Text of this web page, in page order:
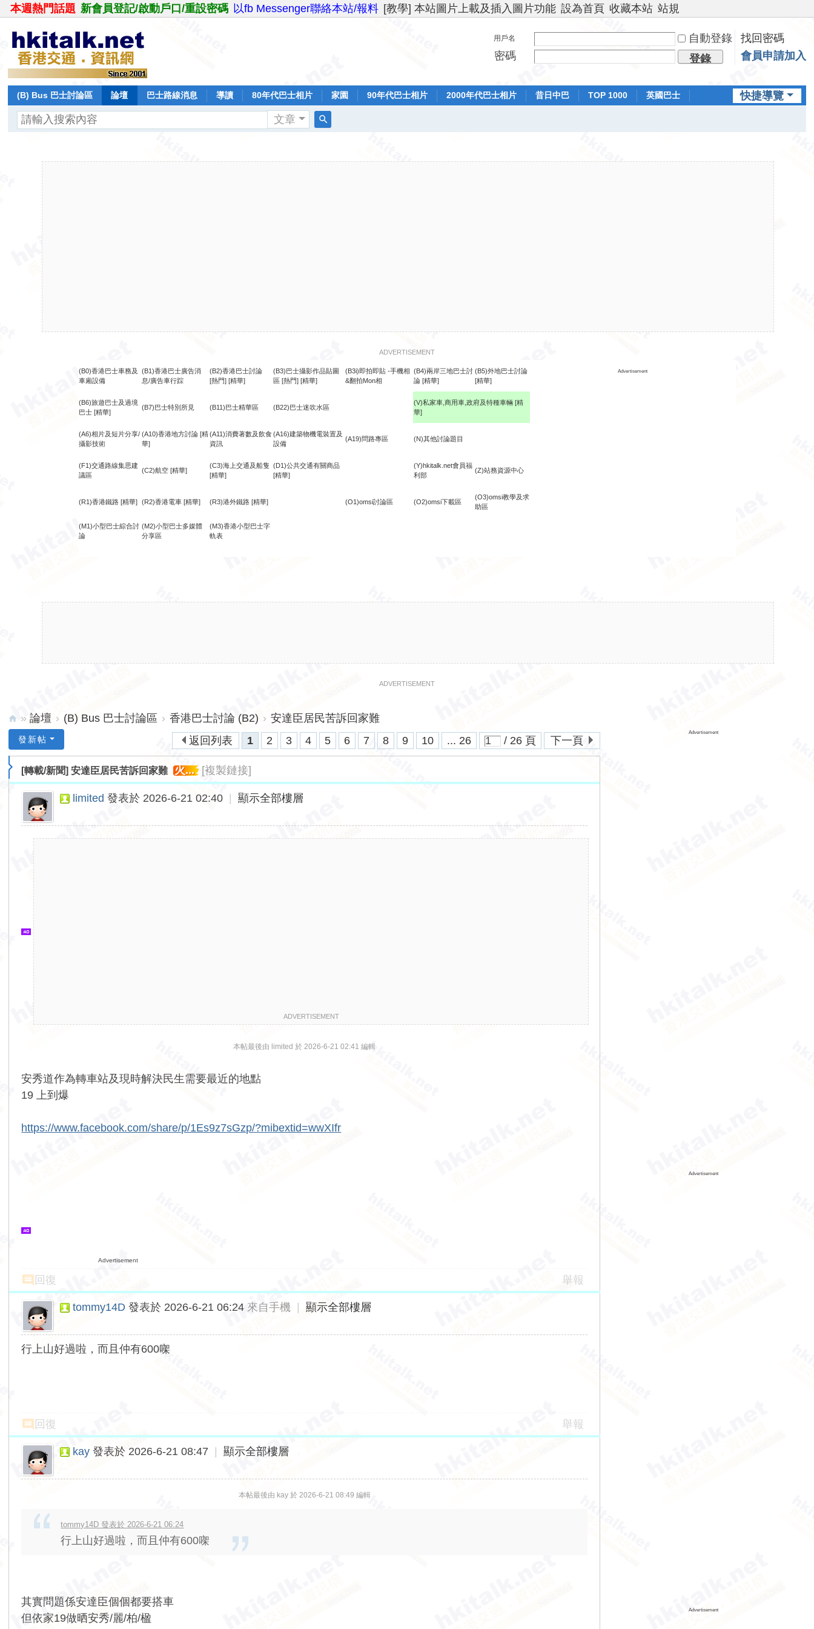
本週熱門話題 新會員登記/啟動戶口/重設密碼 以fb Messenger聯絡本站/報料 [教學] 本站圖片上載及插入圖片功能 設為首頁 收藏本站 站規
用戶名 自動登錄
找回密碼
密碼
登錄 會員申請加入
快捷導覽
(B) Bus 巴士討論區 論壇 巴士路線消息 導讀 80年代巴士相片 家園 90年代巴士相片 2000年代巴士相片 昔日中巴 TOP 1000
英國巴士
文章
ADVERTISEMENT
(B0)香港巴士車務及
車廂設備
(B1)香港巴士廣告消
息/廣告車行踪
(B2)香港巴士討論
[熱門] [精華]
(B3)巴士攝影作品貼圖
區 [熱門] [精華]
(B3i)即拍即貼 -手機相
&翻拍Mon相
(B4)兩岸三地巴士討
論 [精華]
(B5)外地巴士討論
[精華]
Advertisement
(B6)旅遊巴士及過境
巴士 [精華]
(B7)巴士特別所見 (B11)巴士精華區 (B22)巴士迷吹水區
(V)私家車,商用車,政府及特種車輛 [精
華]
(A6)相片及短片分享/
攝影技術
(A10)香港地方討論 [精
華]
(A11)消費著數及飲食
資訊
(A16)建築物機電裝置及
設備
(A19)問路專區 (N)其他討論題目
(F1)交通路線集思建
議區
(C2)航空 [精華]
(C3)海上交通及船隻
[精華]
(D1)公共交通有關商品
[精華]
(Y)hkitalk.net會員福
利部
(Z)站務資源中心
(R1)香港鐵路 [精華] (R2)香港電車 [精華] (R3)港外鐵路 [精華] (O1)omsi討論區 (O2)omsi下載區
(O3)omsi教學及求
助區
(M1)小型巴士綜合討
論
(M2)小型巴士多媒體
分享區
(M3)香港小型巴士字
軌表
ADVERTISEMENT
lk.
» 論壇 › (B) Bus 巴士討論區 › 香港巴士討論 (B2) › 安達臣居民苦訴回家難
1
2 3 4 5 6 7 8 9 10 ... 26 / 26 頁 下一頁
返回列表
發新帖
[轉載/新聞]安達臣居民苦訴回家難 火... [複製鏈接]
limited 發表於 2026-6-21 02:40 顯示全部樓層
ADVERTISEMENT
本帖最後由 limited 於 2026-6-21 02:41 編輯
安秀道作為轉車站及現時解決民生需要最近的地點
19 上到爆
https://www.facebook.com/share/p/1Es9z7sGzp/?mibextid=wwXIfr
Advertisement
回復 舉報
tommy14D 發表於 2026-6-21 06:24 來自手機 顯示全部樓層
行上山好過啦，而且仲有600㗎
回復 舉報
kay 發表於 2026-6-21 08:47 顯示全部樓層
本帖最後由 kay 於 2026-6-21 08:49 編輯
tommy14D 發表於 2026-6-21 06:24
行上山好過啦，而且仲有600㗎
其實問題係安達臣個個都要搭車
但依家19做晒安秀/麗/柏/楹
Advertisement
Advertisement
Advertisement